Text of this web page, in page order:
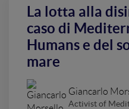
La lotta alla
caso di
Humans e del
mare
Giancarlo
Activist of